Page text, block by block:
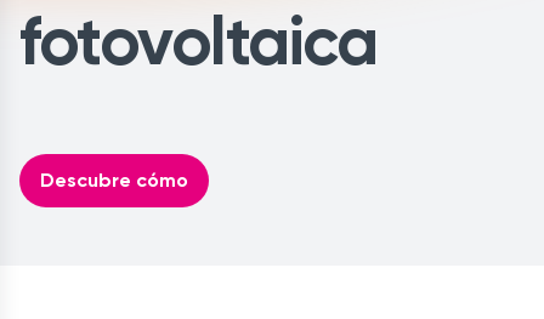
fotovoltaica
Descubre cómo